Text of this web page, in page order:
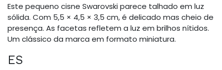
Este pequeno cisne Swarovski parece talhado em luz
sólida. Com 5,5 × 4,5 × 3,5 cm, é delicado mas cheio de
presença. As facetas refletem a luz em brilhos nítidos.
Um clássico da marca em formato miniatura.
ES